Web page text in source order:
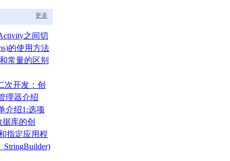
更多
之间切
的使用方法
常量的区别
次开发：创
理器介绍
介绍1:选项
据库的创
还原
指定应用程
StringBuilder)